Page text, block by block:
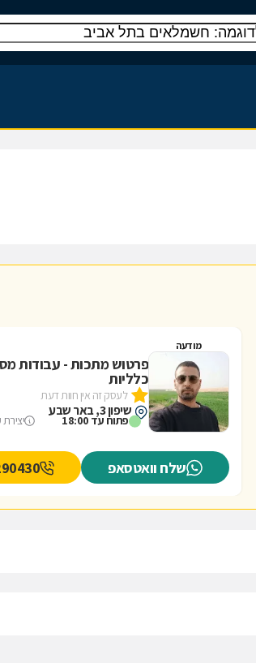
מודעה
פרטוש מתכות - עבודות
כלליות
לעסק זה אין חוות דעת
שיפון 3, באר שבע
פתוח עד 18:00
שלח וואטסאפ